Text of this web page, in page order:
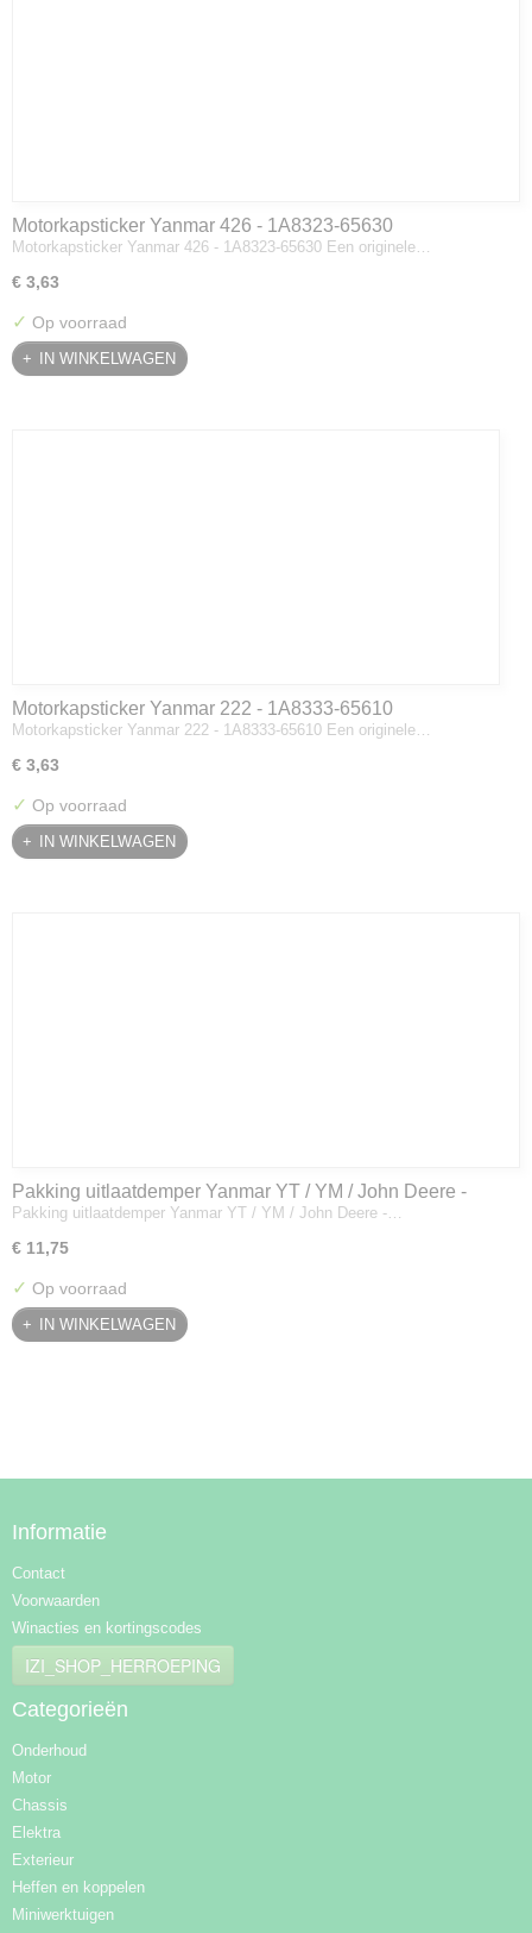
Motorkapsticker Yanmar 426 - 1A8323-65630
Motorkapsticker Yanmar 426 - 1A8323-65630 Een originele…
€ 3,63
✓ Op voorraad
IN WINKELWAGEN
Motorkapsticker Yanmar 222 - 1A8333-65610
Motorkapsticker Yanmar 222 - 1A8333-65610 Een originele…
€ 3,63
✓ Op voorraad
IN WINKELWAGEN
Pakking uitlaatdemper Yanmar YT / YM / John Deere -
128300-13230
Pakking uitlaatdemper Yanmar YT / YM / John Deere -…
€ 11,75
✓ Op voorraad
IN WINKELWAGEN
Informatie
Contact
Voorwaarden
Winacties en kortingscodes
IZI_SHOP_HERROEPING
Categorieën
Onderhoud
Motor
Chassis
Elektra
Exterieur
Heffen en koppelen
Miniwerktuigen